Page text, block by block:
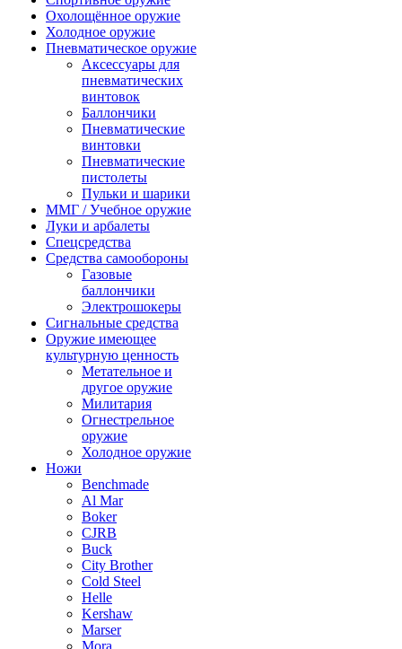
Охолощённое оружие
Холодное оружие
Пневматическое оружие
Аксессуары для
пневматических
винтовок
Баллончики
Пневматические
винтовки
Пневматические
пистолеты
Пульки и шарики
ММГ / Учебное оружие
Луки и арбалеты
Спецсредства
Средства самообороны
Газовые
баллончики
Электрошокеры
Сигнальные средства
Оружие имеющее
культурную ценность
Метательное и
другое оружие
Милитария
Огнестрельное
оружие
Холодное оружие
Ножи
Benchmade
Al Mar
Boker
CJRB
Buck
City Brother
Cold Steel
Helle
Kershaw
Marser
Mora